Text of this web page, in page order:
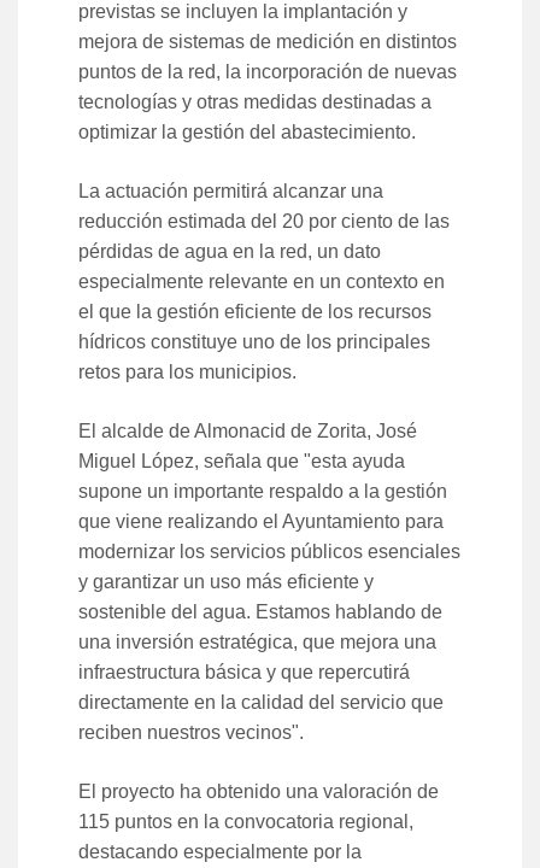
previstas se incluyen la implantación y
mejora de sistemas de medición en distintos
puntos de la red, la incorporación de nuevas
tecnologías y otras medidas destinadas a
optimizar la gestión del abastecimiento.
La actuación permitirá alcanzar una
reducción estimada del 20 por ciento de las
pérdidas de agua en la red, un dato
especialmente relevante en un contexto en
el que la gestión eficiente de los recursos
hídricos constituye uno de los principales
retos para los municipios.
El alcalde de Almonacid de Zorita, José
Miguel López, señala que "esta ayuda
supone un importante respaldo a la gestión
que viene realizando el Ayuntamiento para
modernizar los servicios públicos esenciales
y garantizar un uso más eficiente y
sostenible del agua. Estamos hablando de
una inversión estratégica, que mejora una
infraestructura básica y que repercutirá
directamente en la calidad del servicio que
reciben nuestros vecinos".
El proyecto ha obtenido una valoración de
115 puntos en la convocatoria regional,
destacando especialmente por la